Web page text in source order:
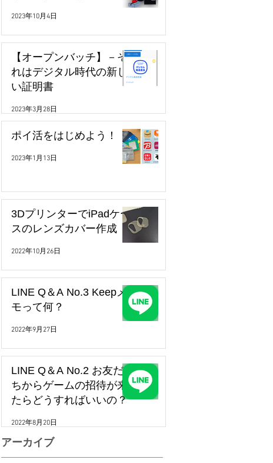
2023年10月4日
【オープンバッチ】－そ
れはデジタル時代の新し
い証明書
2023年3月28日
ポイ活をはじめよう！
2023年1月13日
3DプリンターでiPadケー
スのレンズカバー作成
2022年10月26日
LINE Q＆A No.3 Keepメ
モって何？
2022年9月27日
LINE Q＆A No.2 お友だ
ちからゲームの招待が来
たらどうすればいいの？
2022年8月20日
アーカイブ